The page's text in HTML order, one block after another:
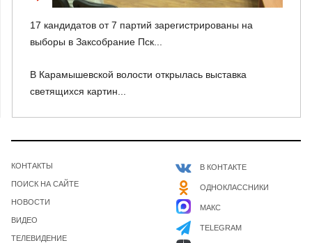
17 кандидатов от 7 партий зарегистрированы на
выборы в Заксобрание Пск...
В Карамышевской волости открылась выставка
светящихся картин...
КОНТАКТЫ
ПОИСК НА САЙТЕ
НОВОСТИ
ВИДЕО
ТЕЛЕВИДЕНИЕ
В КОНТАКТЕ
ОДНОКЛАССНИКИ
МАКС
TELEGRAM